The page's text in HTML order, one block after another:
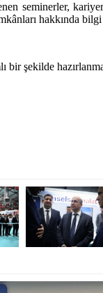
seminerler,
hakkında
bir şekilde